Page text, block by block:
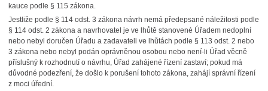
kauce podle § 115 zákona.
Jestliže podle § 114 odst. 3 zákona návrh nemá předepsané náležitosti podle
§ 114 odst. 2 zákona a navrhovatel je ve lhůtě stanovené Úřadem nedoplní
nebo nebyl doručen Úřadu a zadavateli ve lhůtách podle § 113 odst. 2 nebo
3 zákona nebo nebyl podán oprávněnou osobou nebo není-li Úřad věcně
příslušný k rozhodnutí o návrhu, Úřad zahájené řízení zastaví; pokud má
důvodné podezření, že došlo k porušení tohoto zákona, zahájí správní řízení
z moci úřední.